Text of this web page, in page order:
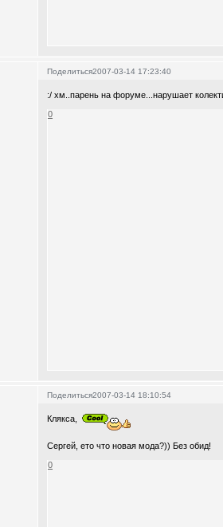
Поделиться2007-03-14 17:23:40
:/ хм..парень на форуме...нарушает
0
Поделиться2007-03-14 18:10:54
Клякса,
Сергей, ето что новая мода?)) Без обид!
0